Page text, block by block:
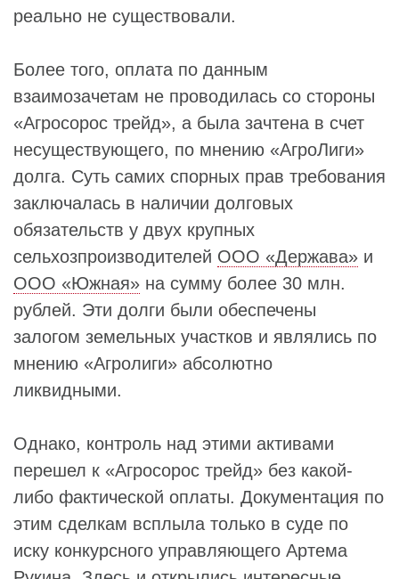
реально не существовали.
Более того, оплата по данным
взаимозачетам не проводилась со стороны
«Агросорос трейд», а была зачтена в счет
несуществующего, по мнению «АгроЛиги»
долга. Суть самих спорных прав требования
заключалась в наличии долговых
обязательств у двух крупных
сельхозпроизводителей ООО «Держава» и
ООО «Южная» на сумму более 30 млн.
рублей. Эти долги были обеспечены
залогом земельных участков и являлись по
мнению «Агролиги» абсолютно
ликвидными.
Однако, контроль над этими активами
перешел к «Агросорос трейд» без какой-
либо фактической оплаты. Документация по
этим сделкам всплыла только в суде по
иску конкурсного управляющего Артема